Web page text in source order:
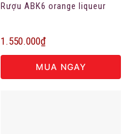
Rượu ABK6 orange liqueur
1.550.000₫
MUA NGAY